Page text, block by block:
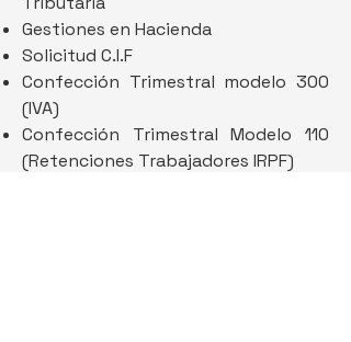
Gestiones en Hacienda
Solicitud C.I.F
Confección Trimestral modelo 300
(IVA)
Confección Trimestral Modelo 110
(Retenciones Trabajadores IRPF)